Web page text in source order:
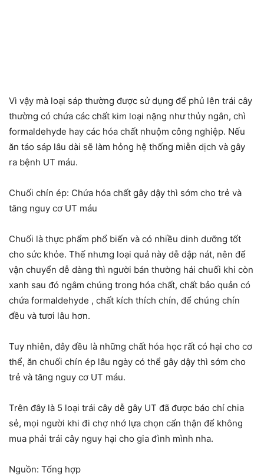
Vì vậy mà loại sáp thường được sử dụng để phủ lên trái cây
thường có chứa các chất kim loại nặng như thủy ngân, chì
formaldehyde hay các hóa chất nhuộm công nghiệp. Nếu
ăn táo sáp lâu dài sẽ làm hỏng hệ thống miễn dịch và gây
ra bệnh UT máu.
Chuối chín ép: Chứa hóa chất gây dậy thì sớm cho trẻ và
tăng nguy cơ UT máu
Chuối là thực phẩm phổ biến và có nhiều dinh dưỡng tốt
cho sức khỏe. Thế nhưng loại quả này dễ dập nát, nên để
vận chuyển dễ dàng thì người bán thường hái chuối khi còn
xanh sau đó ngâm chúng trong hóa chất, chất bảo quản có
chứa formaldehyde , chất kích thích chín, để chúng chín
đều và tươi lâu hơn.
Tuy nhiên, đây đều là những chất hóa học rất có hại cho cơ
thể, ăn chuối chín ép lâu ngày có thể gây dậy thì sớm cho
trẻ và tăng nguy cơ UT máu.
Trên đây là 5 loại trái cây dễ gây UT đã được báo chí chia
sẻ, mọi người khi đi chợ nhớ lựa chọn cẩn thận để không
mua phải trái cây nguy hại cho gia đình mình nha.
Nguồn: Tổng hợp